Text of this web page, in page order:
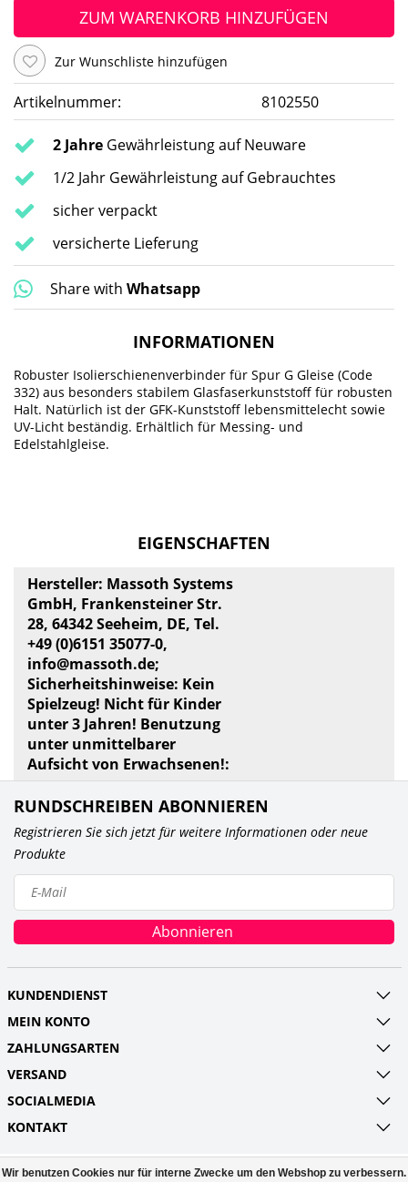
ZUM WARENKORB HINZUFÜGEN
Zur Wunschliste hinzufügen
Artikelnummer: 8102550
2 Jahre Gewährleistung auf Neuware
1/2 Jahr Gewährleistung auf Gebrauchtes
sicher verpackt
versicherte Lieferung
Share with Whatsapp
INFORMATIONEN
Robuster Isolierschienenverbinder für Spur G Gleise (Code
332) aus besonders stabilem Glasfaserkunststoff für robusten
Halt. Natürlich ist der GFK-Kunststoff lebensmittelecht sowie
UV-Licht beständig. Erhältlich für Messing- und
Edelstahlgleise.
EIGENSCHAFTEN
Hersteller: Massoth Systems
GmbH, Frankensteiner Str.
28, 64342 Seeheim, DE, Tel.
+49 (0)6151 35077-0,
info@massoth.de;
Sicherheitshinweise: Kein
Spielzeug! Nicht für Kinder
unter 3 Jahren! Benutzung
unter unmittelbarer
Aufsicht von Erwachsenen!:
RUNDSCHREIBEN ABONNIEREN
Registrieren Sie sich jetzt für weitere Informationen oder neue
Produkte
Abonnieren
KUNDENDIENST
MEIN KONTO
ZAHLUNGSARTEN
VERSAND
SOCIALMEDIA
KONTAKT
© Copyright 2026 Railroads and more UG
Wir benutzen Cookies nur für interne Zwecke um den Webshop zu verbessern.